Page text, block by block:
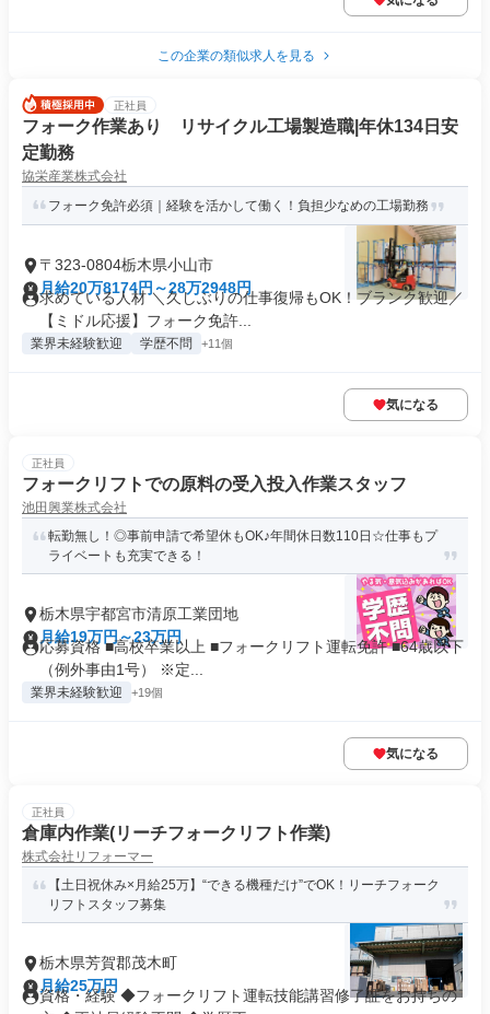
この企業の類似求人を見る
正社員
フォーク作業あり リサイクル工場製造職|年休134日安
定勤務
協栄産業株式会社
フォーク免許必須｜経験を活かして働く！負担少なめの工場勤務
〒323-0804栃木県小山市
月給20万8174円～28万2948円
求めている人材 ＼久しぶりの仕事復帰もOK！ブランク歓迎／
【ミドル応援】フォーク免許...
業界未経験歓迎 学歴不問 +11個
気になる
正社員
フォークリフトでの原料の受入投入作業スタッフ
池田興業株式会社
転勤無し！◎事前申請で希望休もOK♪年間休日数110日☆仕事もプ
ライベートも充実できる！
栃木県宇都宮市清原工業団地
月給19万円～23万円
応募資格 ■高校卒業以上 ■フォークリフト運転免許 ■64歳以下
（例外事由1号） ※定...
業界未経験歓迎 +19個
気になる
正社員
倉庫内作業(リーチフォークリフト作業)
株式会社リフォーマー
【土日祝休み×月給25万】“できる機種だけ”でOK！リーチフォーク
リフトスタッフ募集
栃木県芳賀郡茂木町
月給25万円
資格・経験 ◆フォークリフト運転技能講習修了証をお持ちの